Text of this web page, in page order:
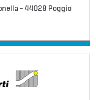
- 44028 Poggio